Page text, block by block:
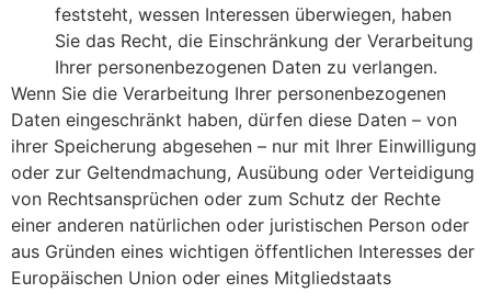
feststeht, wessen Interessen überwiegen, haben
Sie das Recht, die Einschränkung der Verarbeitung
Ihrer personenbezogenen Daten zu verlangen.
Wenn Sie die Verarbeitung Ihrer personenbezogenen
Daten eingeschränkt haben, dürfen diese Daten – von
ihrer Speicherung abgesehen – nur mit Ihrer Einwilligung
oder zur Geltendmachung, Ausübung oder Verteidigung
von Rechtsansprüchen oder zum Schutz der Rechte
einer anderen natürlichen oder juristischen Person oder
aus Gründen eines wichtigen öffentlichen Interesses der
Europäischen Union oder eines Mitgliedstaats